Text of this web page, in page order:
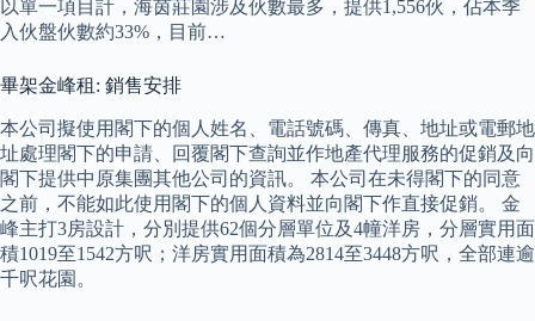
以單一項目計，海茵莊園涉及伙數最多，提供1,556伙，佔本季
入伙盤伙數約33%，目前…
畢架金峰租: 銷售安排
本公司擬使用閣下的個人姓名、電話號碼、傳真、地址或電郵地
址處理閣下的申請、回覆閣下查詢並作地產代理服務的促銷及向
閣下提供中原集團其他公司的資訊。 本公司在未得閣下的同意
之前，不能如此使用閣下的個人資料並向閣下作直接促銷。 金
峰主打3房設計，分別提供62個分層單位及4幢洋房，分層實用面
積1019至1542方呎；洋房實用面積為2814至3448方呎，全部連逾
千呎花園。